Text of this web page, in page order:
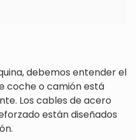
debemos entender el
coche o camión está
Los cables de acero
están diseñados